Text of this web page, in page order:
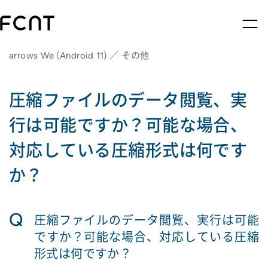
arrows We (Android 11) ／ その他
圧縮ファイルのデータ閲覧、実
行は可能ですか？可能な場合、
対応している圧縮形式は何です
か？
Q
圧縮ファイルのデータ閲覧、実行は可能
ですか？可能な場合、対応している圧縮
形式は何ですか？